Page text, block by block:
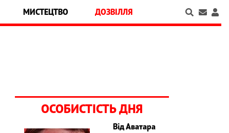
МИСТЕЦТВО ДОЗВІЛЛЯ
ОСОБИСТІСТЬ ДНЯ
Від Аватара